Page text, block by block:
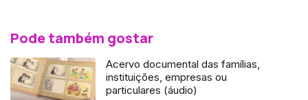
Pode também gostar
Acervo documental das famílias,
instituições, empresas ou
particulares (áudio)